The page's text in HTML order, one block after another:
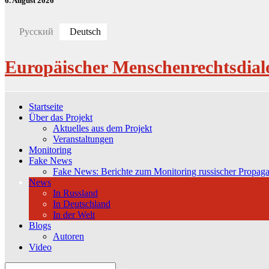
Русский Deutsch
Europäischer
Startseite
Über das Projekt
Aktuelles aus dem Projekt
Veranstaltungen
Monitoring
Fake News
Fake News: Berichte zum Monitoring russischer
News
In Russland
In Deutschland
In der Welt
Blogs
Autoren
Video